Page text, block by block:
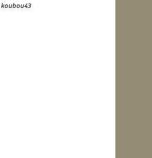
koubou43